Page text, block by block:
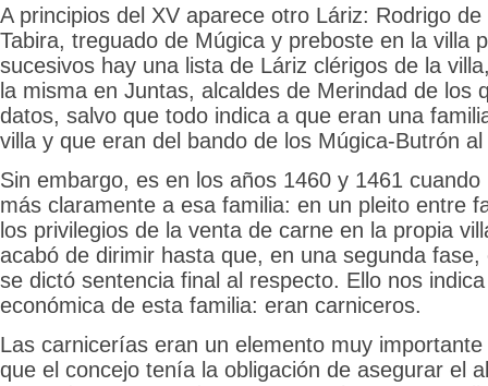
A principios del XV aparece otro Láriz: Rodrigo
Tabira, treguado de Múgica y preboste en la villa
sucesivos hay una lista de Láriz clérigos de la
la misma en Juntas, alcaldes de Merindad de los
datos, salvo que todo indica a que eran una
villa y que eran del bando de los Múgica-Butrón
Sin embargo, es en los años 1460 y 1461
más claramente a esa familia: en un pleito entre
los privilegios de la venta de carne en la propia
acabó de dirimir hasta que, en una segunda
se dictó sentencia final al respecto. Ello nos
económica de esta familia: eran carniceros.
Las carnicerías eran un elemento muy
que el concejo tenía la obligación de asegurar el